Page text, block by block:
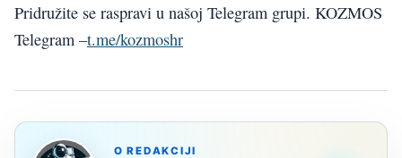
Pridružite se raspravi u našoj Telegram grupi. KOZMOS
Telegram –t.me/kozmoshr
O REDAKCIJI